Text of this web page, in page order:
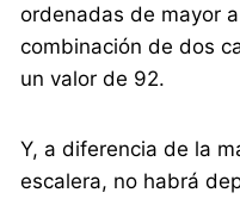
ordenadas de mayor
combinación de dos
un valor de 92.
Y, a diferencia de la
escalera, no habrá